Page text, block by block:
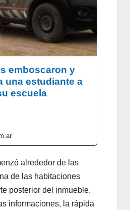
emboscaron y
una estudiante a
escuela
alrededor de las
de las habitaciones
posterior del inmueble.
informaciones, la rápida